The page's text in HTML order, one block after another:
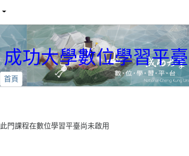
成功大學數位學習平臺
首頁
此門課程在數位學習平臺尚未啟用